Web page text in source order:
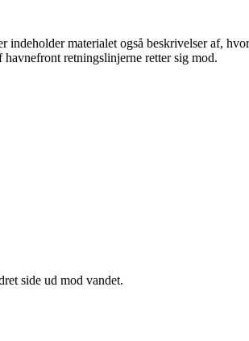
materialet også beskrivelser af,
retningslinjerne retter sig mod.
side ud mod vandet.